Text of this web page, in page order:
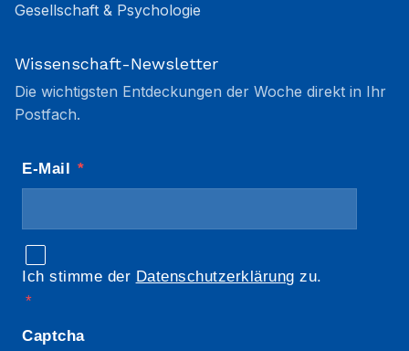
Gesellschaft & Psychologie
Wissenschaft-Newsletter
Die wichtigsten Entdeckungen der Woche direkt in Ihr
Postfach.